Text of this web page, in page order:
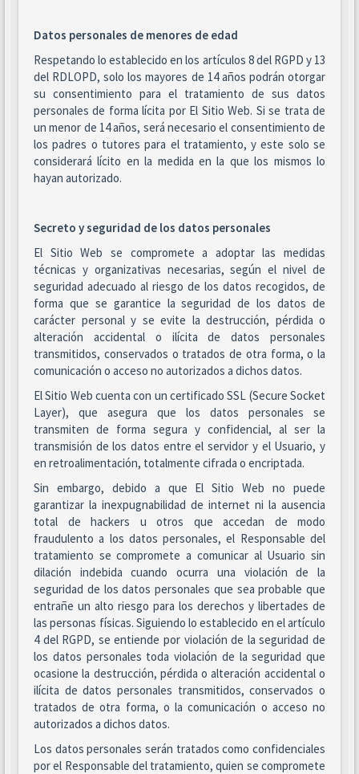
Datos personales de menores de edad
Respetando lo establecido en los artículos 8 del RGPD y 13
del RDLOPD, solo los mayores de 14 años podrán otorgar
su consentimiento para el tratamiento de sus datos
personales de forma lícita por El Sitio Web. Si se trata de
un menor de 14 años, será necesario el consentimiento de
los padres o tutores para el tratamiento, y este solo se
considerará lícito en la medida en la que los mismos lo
hayan autorizado.
Secreto y seguridad de los datos personales
El Sitio Web se compromete a adoptar las medidas
técnicas y organizativas necesarias, según el nivel de
seguridad adecuado al riesgo de los datos recogidos, de
forma que se garantice la seguridad de los datos de
carácter personal y se evite la destrucción, pérdida o
alteración accidental o ilícita de datos personales
transmitidos, conservados o tratados de otra forma, o la
comunicación o acceso no autorizados a dichos datos.
El Sitio Web cuenta con un certificado SSL (Secure Socket
Layer), que asegura que los datos personales se
transmiten de forma segura y confidencial, al ser la
transmisión de los datos entre el servidor y el Usuario, y
en retroalimentación, totalmente cifrada o encriptada.
Sin embargo, debido a que El Sitio Web no puede
garantizar la inexpugnabilidad de internet ni la ausencia
total de hackers u otros que accedan de modo
fraudulento a los datos personales, el Responsable del
tratamiento se compromete a comunicar al Usuario sin
dilación indebida cuando ocurra una violación de la
seguridad de los datos personales que sea probable que
entrañe un alto riesgo para los derechos y libertades de
las personas físicas. Siguiendo lo establecido en el artículo
4 del RGPD, se entiende por violación de la seguridad de
los datos personales toda violación de la seguridad que
ocasione la destrucción, pérdida o alteración accidental o
ilícita de datos personales transmitidos, conservados o
tratados de otra forma, o la comunicación o acceso no
autorizados a dichos datos.
Los datos personales serán tratados como confidenciales
por el Responsable del tratamiento, quien se compromete